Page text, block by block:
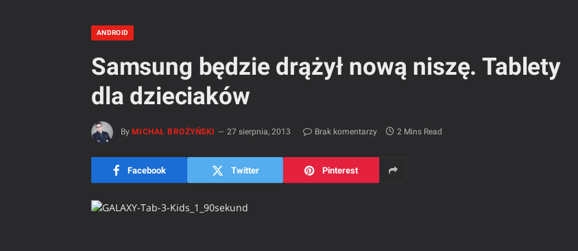
ANDROID
Samsung będzie drążył nową niszę. Tablety
dla dzieciaków
By MICHAŁ BROŻYŃSKI 27 sierpnia, 2013 Brak komentarzy 2 Mins Read
Facebook Twitter Pinterest